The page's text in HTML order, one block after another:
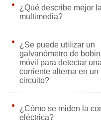
¿Qué describe mejor
multimedia?
¿Se puede utilizar un
galvanómetro de
móvil para detectar una
corriente alterna en un
circuito?
¿Cómo se miden la
eléctrica?